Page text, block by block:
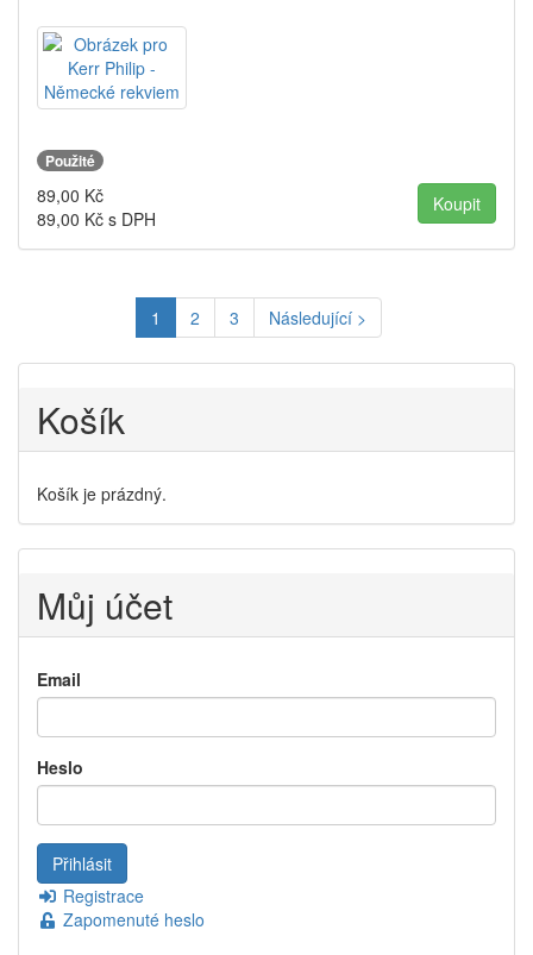
Použité
89,00 Kč
89,00 Kč s DPH
1 2 3 Následující >
Košík
Košík je prázdný.
Můj účet
Email
Heslo
Registrace
Zapomenuté heslo